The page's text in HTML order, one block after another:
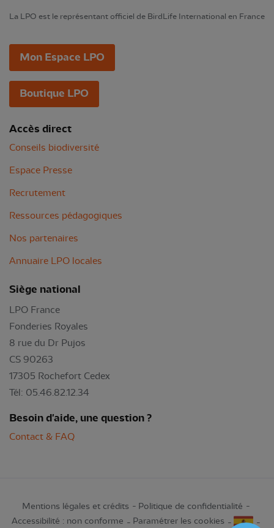
La LPO est le représentant officiel de BirdLife International en France
Mon Espace LPO
Boutique LPO
Accès direct
Conseils biodiversité
Espace Presse
Recrutement
Ressources pédagogiques
Nos partenaires
Annuaire LPO locales
Siège national
LPO France
Fonderies Royales
8 rue du Dr Pujos
CS 90263
17305 Rochefort Cedex
Tél: 05.46.82.12.34
Besoin d'aide, une question ?
Contact & FAQ
Mentions légales et crédits
Politique de confidentialité
Accessibilité : non conforme
Paramétrer les cookies